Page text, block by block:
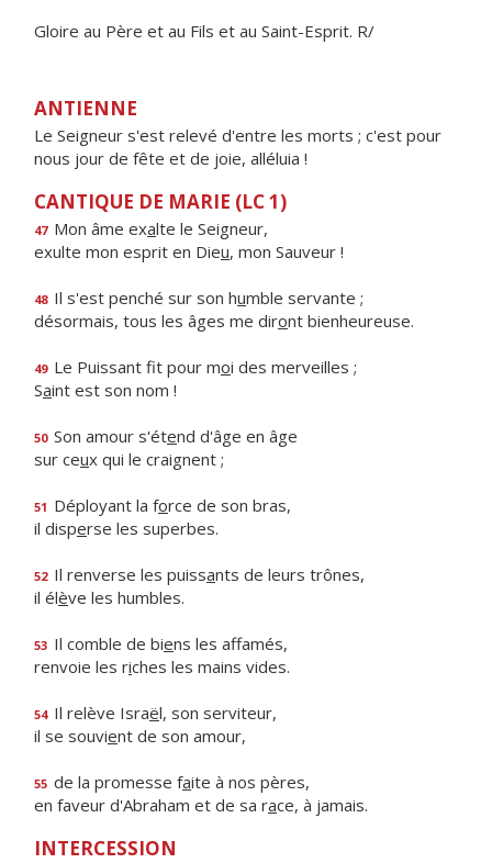
Gloire au Père et au Fils et au Saint-Esprit. R/
ANTIENNE
Le Seigneur s'est relevé d'entre les morts ; c'est pour
nous jour de fête et de joie, alléluia !
CANTIQUE DE MARIE (LC 1)
47 Mon âme exalte le Seigneur,
exulte mon esprit en Dieu, mon Sauveur !
48 Il s'est penché sur son humble servante ;
désormais, tous les âges me diront bienheureuse.
49 Le Puissant fit pour moi des merveilles ;
Saint est son nom !
50 Son amour s'étend d'âge en âge
sur ceux qui le craignent ;
51 Déployant la force de son bras,
il disperse les superbes.
52 Il renverse les puissants de leurs trônes,
il élève les humbles.
53 Il comble de biens les affamés,
renvoie les riches les mains vides.
54 Il relève Israël, son serviteur,
il se souvient de son amour,
55 de la promesse faite à nos pères,
en faveur d'Abraham et de sa race, à jamais.
INTERCESSION